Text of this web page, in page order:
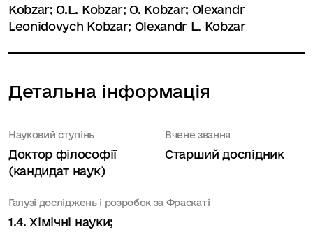
Kobzar; O.L. Kobzar; O. Kobzar; Olexandr
Leonidovych Kobzar; Olexandr L. Kobzar
Детальна інформація
Науковий ступінь
Доктор філософії
(кандидат наук)
Вчене звання
Старший дослідник
Галузі досліджень і розробок за Фраскаті
1.4. Хімічні науки;